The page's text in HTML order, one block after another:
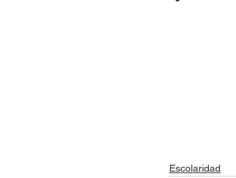
Escolaridad